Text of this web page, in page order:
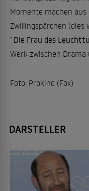
Momente machen
Zwillingspärchen (dies
" Die Frau des
Werk zwischen Drama
Foto: Prokino (Fox)
DARSTELLER